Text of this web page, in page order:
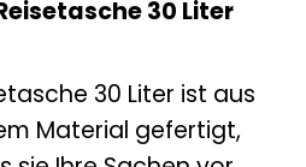
30 Liter
30 Liter ist aus
Material gefertigt,